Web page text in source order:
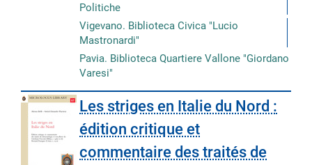
Politiche
Vigevano. Biblioteca Civica "Lucio
Mastronardi"
Pavia. Biblioteca Quartiere Vallone "Giordano
Varesi"
Les striges en Italie du Nord :
édition critique et
commentaire des traités de